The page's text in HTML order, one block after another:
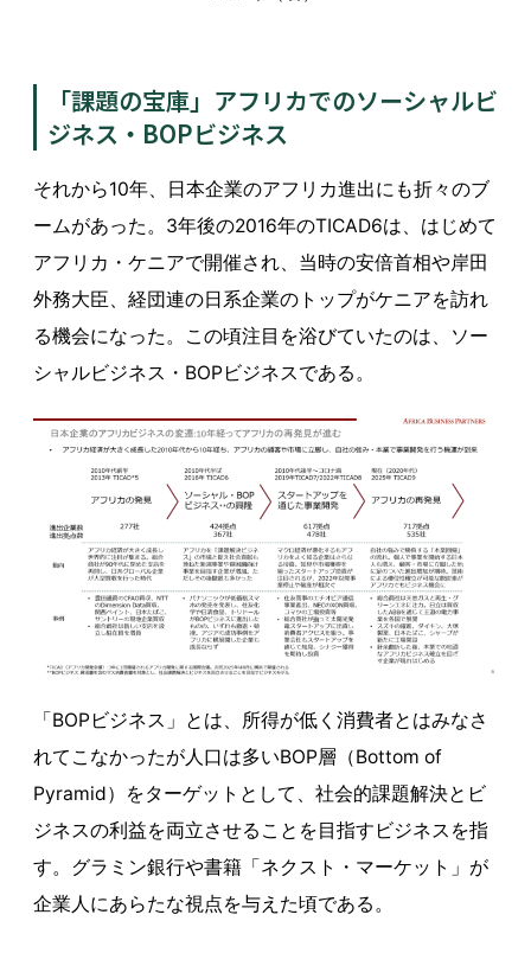
「課題の宝庫」アフリカでのソーシャルビ
ジネス・BOPビジネス
それから10年、日本企業のアフリカ進出にも折々のブ
ームがあった。3年後の2016年のTICAD6は、はじめて
アフリカ・ケニアで開催され、当時の安倍首相や岸田
外務大臣、経団連の日系企業のトップがケニアを訪れ
る機会になった。この頃注目を浴びていたのは、ソー
シャルビジネス・BOPビジネスである。
「BOPビジネス」とは、所得が低く消費者とはみなさ
れてこなかったが人口は多いBOP層（Bottom of
Pyramid）をターゲットとして、社会的課題解決とビ
ジネスの利益を両立させることを目指すビジネスを指
す。グラミン銀行や書籍「ネクスト・マーケット」が
企業人にあらたな視点を与えた頃である。